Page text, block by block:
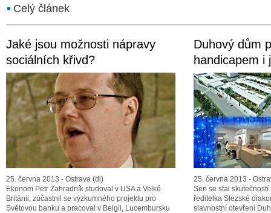
Celý článek
Jaké jsou možnosti nápravy
sociálních křivd?
25. června 2013 - Ostrava (di)
Ekonom Petr Zahradník studoval v USA a Velké
Británii, zúčastnil se výzkumného projektu pro
Světovou banku a pracoval v Belgii, Lucembursku
Duhový dům
handicapem i
25. června 2013 -
Sen se stal
ředitelka Slezské
slavnostní otevření